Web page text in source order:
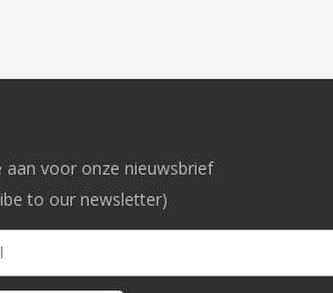
aan voor onze nieuwsbrief
to our newsletter)